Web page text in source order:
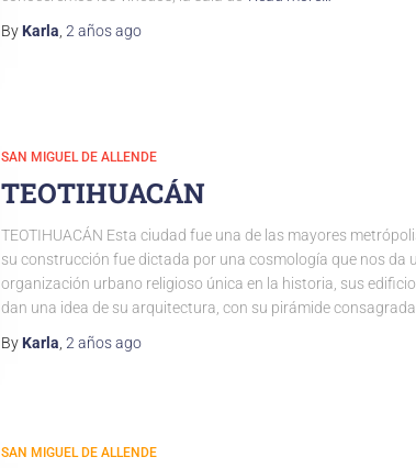
By Karla ,2 añosago
SAN MIGUEL DE ALLENDE
TEOTIHUACÁN
TEOTIHUACÁN Esta ciudad fue una de las mayores
su construcción fue dictada por una cosmología que nos da
organización urbano religioso única en la historia, sus
dan una idea de su arquitectura, con su pirámide consagrada
By Karla ,2 añosago
SAN MIGUEL DE ALLENDE